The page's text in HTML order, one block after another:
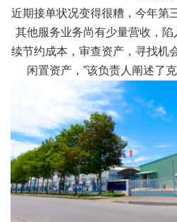
近期接单状况变得很糟，今年第
其他服务业务尚有少量营收，陷
续节约成本，审查资产，寻找机
闲置资产，”该负责人阐述了